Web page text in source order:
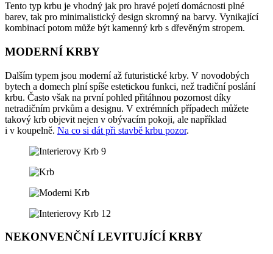
Tento typ krbu je vhodný jak pro hravé pojetí domácnosti plné
barev, tak pro minimalistický design skromný na barvy. Vynikající
kombinací potom může být kamenný krb s dřevěným stropem.
MODERNÍ KRBY
Dalším typem jsou moderní až futuristické krby. V novodobých
bytech a domech plní spíše estetickou funkci, než tradiční poslání
krbu. Často však na první pohled přitáhnou pozornost díky
netradičním prvkům a designu. V extrémních případech můžete
takový krb objevit nejen v obývacím pokoji, ale například
i v koupelně. Na co si dát při stavbě krbu pozor.
NEKONVENČNÍ LEVITUJÍCÍ KRBY